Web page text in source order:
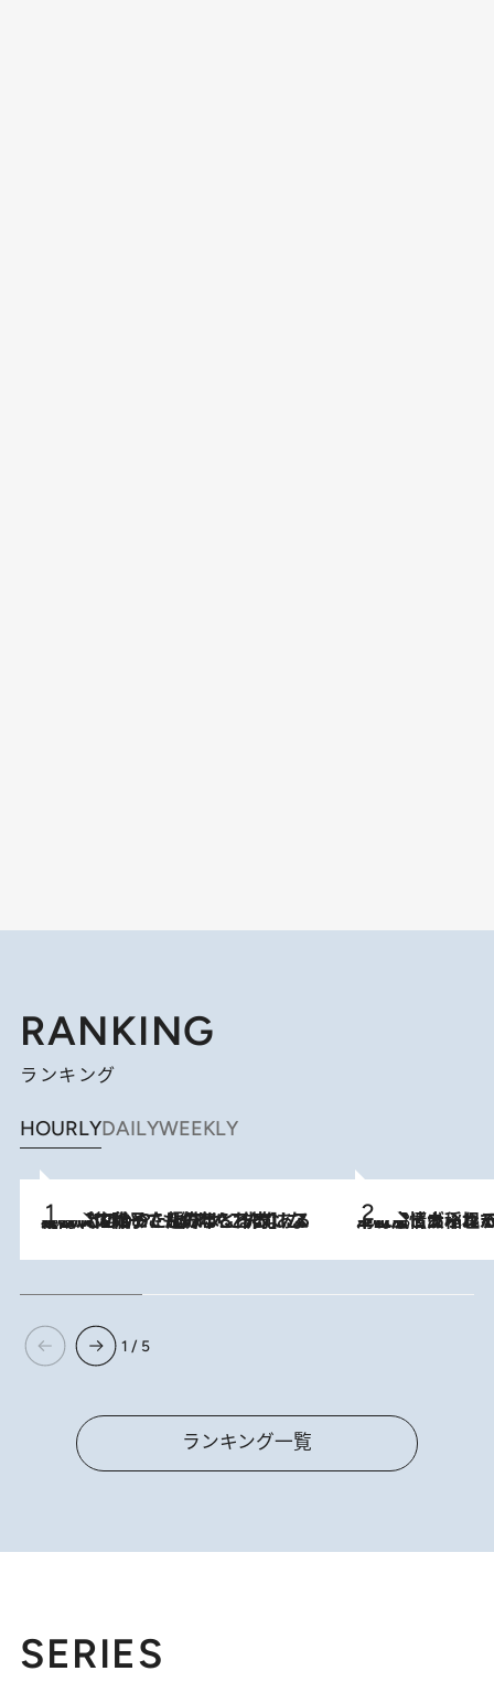
RANKING
ランキング
HOURLYDAILYWEEKLY
2026.8.5
【阿川佐和子さんの年とる力】なぜ70代で始めた趣味は“こんなに楽しい”のか？ ピアノ、俳句…スランプに陥っても続けられる“ある秘訣”とは 2026.8.5
下町風情あふれる台北屈指の人気エリア・大稲埕でセンスのいい台湾土産《ヴ
1 / 5
ランキング一覧
SERIES